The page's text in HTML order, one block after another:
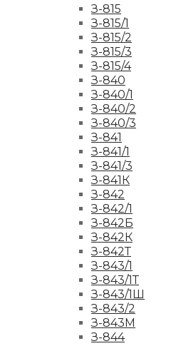
З-815
З-815/1
З-815/2
З-815/3
З-815/4
З-840
З-840/1
З-840/2
З-840/3
З-841
З-841/1
З-841/3
З-841К
З-842
З-842/1
З-842Б
З-842К
З-842Т
З-843/1
З-843/1Т
З-843/1Ш
З-843/2
З-843М
З-844